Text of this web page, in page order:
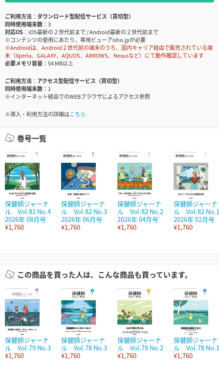
ご利用方法
ダウンロード型配信サービス（買切型）
同時使用端末数
3
対応OS
iOS最新の２世代前まで / Android最新の２世代前まで
※コンテンツの使用にあたり、専用ビューアisho.jpが必要
※Androidは、Android２世代前の端末のうち、国内キャリア経由で販売されている端
末（Xperia、GALAXY、AQUOS、ARROWS、Nexusなど）にて動作確認しています
必要メモリ容量
54 MB以上
ご利用方法
アクセス型配信サービス（買切型）
同時使用端末数
1
※インターネット経由でのWEBブラウザによるアクセス参照
※導入・利用方法の詳細はこちら
巻号一覧
保健師ジャーナ
ル Vol.82 No.4
2026年 08月号
¥1,760
保健師ジャーナ
ル Vol.82 No.3
2026年 06月号
¥1,760
保健師ジャーナ
ル Vol.82 No.2
2026年 04月号
¥1,760
保健師ジャーナ
ル Vol.82 No.1
2026年 02月号
¥1,760
この商品を買った人は、こんな商品も買っています。
保健師ジャーナ
ル Vol.79 No.3
¥1,760
保健師ジャーナ
ル Vol.78 No.3
¥1,760
保健師ジャーナ
ル Vol.78 No.2
¥1,760
保健師ジャーナ
ル Vol.78 No.1
¥1,760